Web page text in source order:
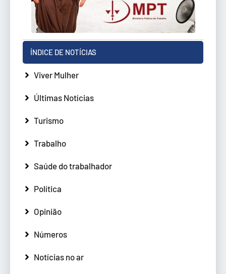
ÍNDICE DE NOTÍCIAS
Viver Mulher
Últimas Notícias
Turismo
Trabalho
Saúde do trabalhador
Política
Opinião
Números
Notícias no ar